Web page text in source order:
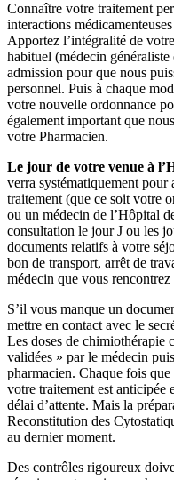
Connaître votre traitement
interactions
Apportez l’intégralité de
habituel (médecin
admission pour que nous
personnel. Puis à chaque
votre nouvelle ordonnance
également important que
votre Pharmacien.
Le jour de votre venue à
verra systématiquement
traitement (que ce soit votre
ou un médecin de l’Hôpital
consultation le jour J ou les
documents relatifs à votre
bon de transport, arrêt de
médecin que vous
S’il vous manque un
mettre en contact avec le
Les doses de chimiothérapie
validées » par le médecin
pharmacien. Chaque fois
votre traitement est anticipée
délai d’attente. Mais la
Reconstitution des
au dernier moment.
Des contrôles rigoureux